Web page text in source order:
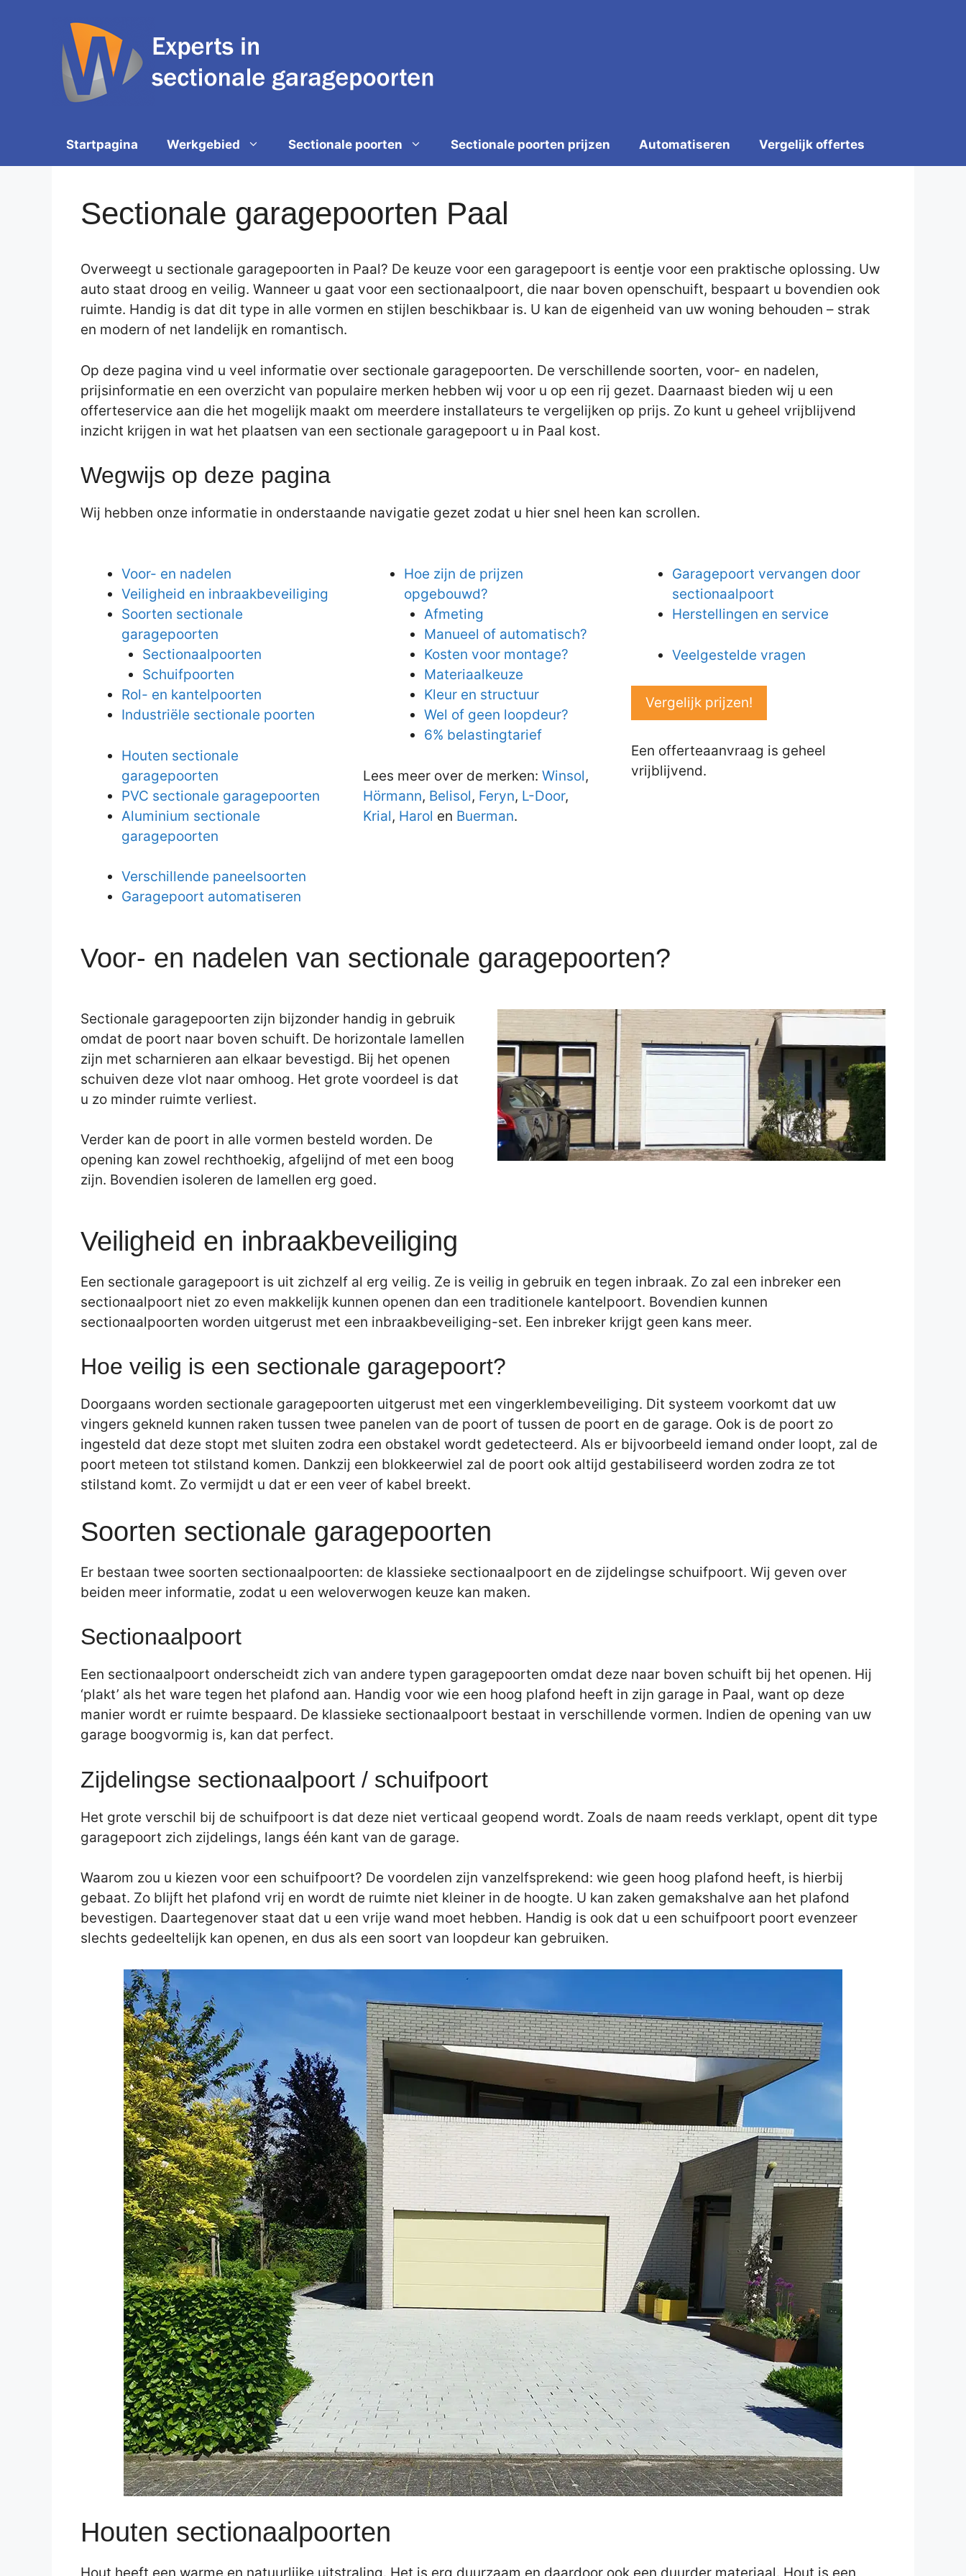
Startpagina Werkgebied Sectionale poorten Sectionale poorten prijzen Automatiseren Vergelijk offertes
Sectionale garagepoorten Paal
Overweegt u sectionale garagepoorten in Paal? De keuze voor een garagepoort is eentje voor een praktische oplossing. Uw
auto staat droog en veilig. Wanneer u gaat voor een sectionaalpoort, die naar boven openschuift, bespaart u bovendien ook
ruimte. Handig is dat dit type in alle vormen en stijlen beschikbaar is. U kan de eigenheid van uw woning behouden – strak
en modern of net landelijk en romantisch.
Op deze pagina vind u veel informatie over sectionale garagepoorten. De verschillende soorten, voor- en nadelen,
prijsinformatie en een overzicht van populaire merken hebben wij voor u op een rij gezet. Daarnaast bieden wij u een
offerteservice aan die het mogelijk maakt om meerdere installateurs te vergelijken op prijs. Zo kunt u geheel vrijblijvend
inzicht krijgen in wat het plaatsen van een sectionale garagepoort u in Paal kost.
Wegwijs op deze pagina
Wij hebben onze informatie in onderstaande navigatie gezet zodat u hier snel heen kan scrollen.
Voor- en nadelen
Veiligheid en inbraakbeveiliging
Soorten sectionale
garagepoorten
Sectionaalpoorten
Schuifpoorten
Rol- en kantelpoorten
Industriële sectionale poorten
Houten sectionale
garagepoorten
PVC sectionale garagepoorten
Aluminium sectionale
garagepoorten
Verschillende paneelsoorten
Garagepoort automatiseren
Hoe zijn de prijzen
opgebouwd?
Afmeting
Manueel of automatisch?
Kosten voor montage?
Materiaalkeuze
Kleur en structuur
Wel of geen loopdeur?
6% belastingtarief
Lees meer over de merken: Winsol,
Hörmann, Belisol, Feryn, L-Door,
Krial, Harol en Buerman.
Garagepoort vervangen door
sectionaalpoort
Herstellingen en service
Veelgestelde vragen
Vergelijk prijzen!
Een offerteaanvraag is geheel
vrijblijvend.
Voor- en nadelen van sectionale garagepoorten?
Sectionale garagepoorten zijn bijzonder handig in gebruik
omdat de poort naar boven schuift. De horizontale lamellen
zijn met scharnieren aan elkaar bevestigd. Bij het openen
schuiven deze vlot naar omhoog. Het grote voordeel is dat
u zo minder ruimte verliest.
Verder kan de poort in alle vormen besteld worden. De
opening kan zowel rechthoekig, afgelijnd of met een boog
zijn. Bovendien isoleren de lamellen erg goed.
Veiligheid en inbraakbeveiliging
Een sectionale garagepoort is uit zichzelf al erg veilig. Ze is veilig in gebruik en tegen inbraak. Zo zal een inbreker een
sectionaalpoort niet zo even makkelijk kunnen openen dan een traditionele kantelpoort. Bovendien kunnen
sectionaalpoorten worden uitgerust met een inbraakbeveiliging-set. Een inbreker krijgt geen kans meer.
Hoe veilig is een sectionale garagepoort?
Doorgaans worden sectionale garagepoorten uitgerust met een vingerklembeveiliging. Dit systeem voorkomt dat uw
vingers gekneld kunnen raken tussen twee panelen van de poort of tussen de poort en de garage. Ook is de poort zo
ingesteld dat deze stopt met sluiten zodra een obstakel wordt gedetecteerd. Als er bijvoorbeeld iemand onder loopt, zal de
poort meteen tot stilstand komen. Dankzij een blokkeerwiel zal de poort ook altijd gestabiliseerd worden zodra ze tot
stilstand komt. Zo vermijdt u dat er een veer of kabel breekt.
Soorten sectionale garagepoorten
Er bestaan twee soorten sectionaalpoorten: de klassieke sectionaalpoort en de zijdelingse schuifpoort. Wij geven over
beiden meer informatie, zodat u een weloverwogen keuze kan maken.
Sectionaalpoort
Een sectionaalpoort onderscheidt zich van andere typen garagepoorten omdat deze naar boven schuift bij het openen. Hij
‘plakt’ als het ware tegen het plafond aan. Handig voor wie een hoog plafond heeft in zijn garage in Paal, want op deze
manier wordt er ruimte bespaard. De klassieke sectionaalpoort bestaat in verschillende vormen. Indien de opening van uw
garage boogvormig is, kan dat perfect.
Zijdelingse sectionaalpoort / schuifpoort
Het grote verschil bij de schuifpoort is dat deze niet verticaal geopend wordt. Zoals de naam reeds verklapt, opent dit type
garagepoort zich zijdelings, langs één kant van de garage.
Waarom zou u kiezen voor een schuifpoort? De voordelen zijn vanzelfsprekend: wie geen hoog plafond heeft, is hierbij
gebaat. Zo blijft het plafond vrij en wordt de ruimte niet kleiner in de hoogte. U kan zaken gemakshalve aan het plafond
bevestigen. Daartegenover staat dat u een vrije wand moet hebben. Handig is ook dat u een schuifpoort poort evenzeer
slechts gedeeltelijk kan openen, en dus als een soort van loopdeur kan gebruiken.
Houten sectionaalpoorten